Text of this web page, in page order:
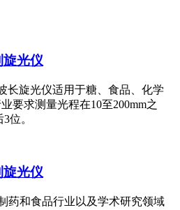
旋光仪
长旋光仪适用于糖、食品、化学
要求测量光程在10至200mm之
位。
旋光仪
药和食品行业以及学术研究领域